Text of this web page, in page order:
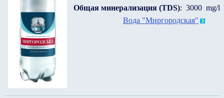
Общая минерализация (TDS): 3000 mg/l
Вода "Миргородская"